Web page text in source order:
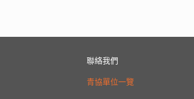
聯絡我們
青協單位一覽